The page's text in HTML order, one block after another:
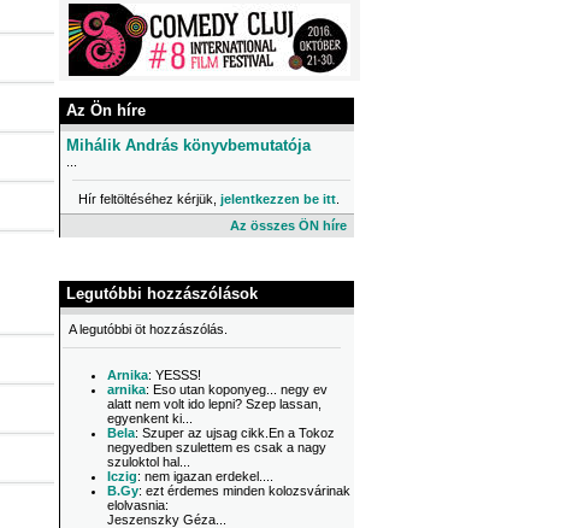
Az Ön híre
Mihálik András könyvbemutatója
Hír feltöltéséhez kérjük, jelentkezzen be itt
Az összes ÖN híre
Legutóbbi hozzászólások
A legutóbbi öt hozzászólás.
Arnika: YESSS!
arnika: Eso utan koponyeg... negy ev
alatt nem volt ido lepni? Szep lassan,
egyenkent ki...
Bela: Szuper az ujsag cikk.En a Tokoz
negyedben szulettem es csak a nagy
szuloktol hal...
Iczig: nem igazan erdekel....
B.Gy: ezt érdemes minden kolozsvárinak
elolvasnia:
Jeszenszky Géza...